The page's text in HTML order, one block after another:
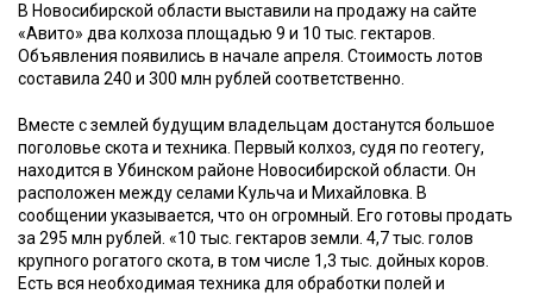
Культура
Мурзилка
В Новосибирской области выставили на продажу на сайте
«Авито» два колхоза площадью 9 и 10 тыс. гектаров.
Объявления появились в начале апреля. Стоимость лотов
составила 240 и 300 млн рублей соответственно.
Вместе с землей будущим владельцам достанутся большое
поголовье скота и техника. Первый колхоз, судя по геотегу,
находится в Убинском районе Новосибирской области. Он
расположен между селами Кульча и Михайловка. В
сообщении указывается, что он огромный. Его готовы продать
за 295 млн рублей. «10 тыс. гектаров земли. 4,7 тыс. голов
крупного рогатого скота, в том числе 1,3 тыс. дойных коров.
Есть вся необходимая техника для обработки полей и